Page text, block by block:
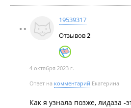
схожи с отёком Квинке,
антигистаминные, скорая
антигистаминный препарат,
действовала согласно
стабилизации состояния, то
аллергическая реакция,
особенность организма и
застрахован.
19539317
Отзывов2
4 октября 2023 г.
Ответ на комментарий Екатерина
Как я узнала позже, лидаза